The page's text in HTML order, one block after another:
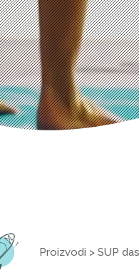
Proizvodi > SUP